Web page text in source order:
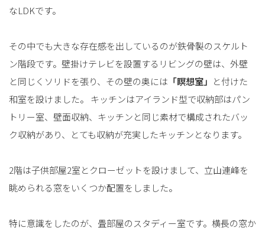
なLDKです。
その中でも大きな存在感を出しているのが鉄骨製のスケルト
ン階段です。壁掛けテレビを設置するリビングの壁は、外壁
と同じくソリドを張り、その壁の奥には 「瞑想室」 と付けた
和室を設けました。 キッチンはアイランド型で収納部はパン
トリー室、壁面収納、キッチンと同じ素材で構成されたバッ
ク収納があり、とても収納が充実したキッチンとなります。
2階は子供部屋2室とクローゼットを設けまして、立山連峰を
眺められる窓をいくつか配置をしました。
特に意識をしたのが、畳部屋のスタディー室です。横長の窓か